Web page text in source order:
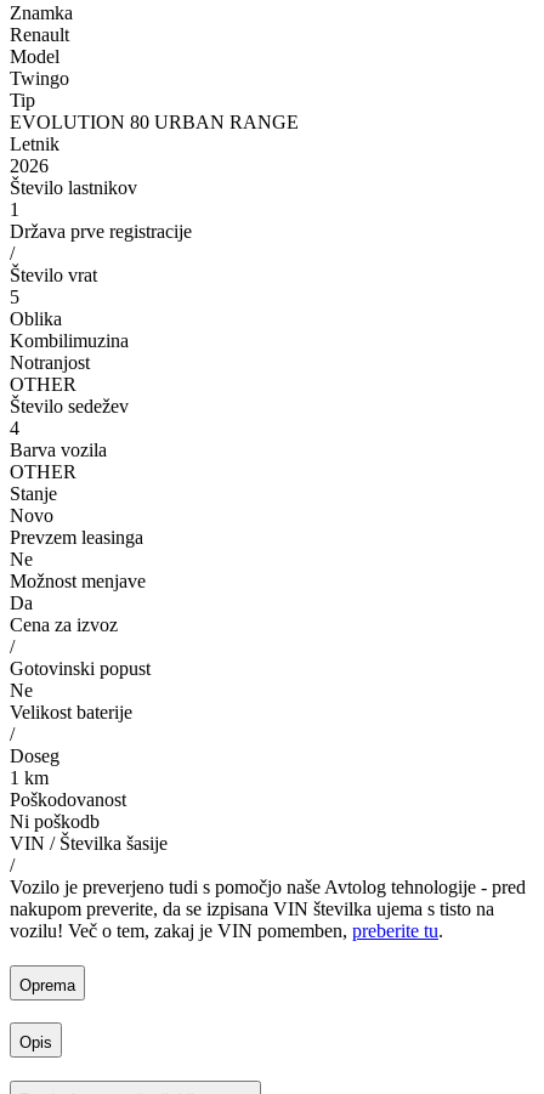
Znamka
Renault
Model
Twingo
Tip
EVOLUTION 80 URBAN RANGE
Letnik
2026
Število lastnikov
1
Država prve registracije
/
Število vrat
5
Oblika
Kombilimuzina
Notranjost
OTHER
Število sedežev
4
Barva vozila
OTHER
Stanje
Novo
Prevzem leasinga
Ne
Možnost menjave
Da
Cena za izvoz
/
Gotovinski popust
Ne
Velikost baterije
/
Doseg
1 km
Poškodovanost
Ni poškodb
VIN / Številka šasije
/
Vozilo je preverjeno tudi s pomočjo naše Avtolog tehnologije - pred
nakupom preverite, da se izpisana VIN številka ujema s tisto na
vozilu! Več o tem, zakaj je VIN pomemben, preberite tu.
Oprema
Opis